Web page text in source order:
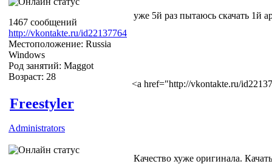
1467 сообщений
http://vkontakte.ru/id22137764
Местоположение: Russia
Windows
Род занятий: Maggot
Возраст: 28
уже 5й раз пытаюсь скачать 1й
<a href="http://vkontakte.ru/
Freestyler
Administrators
Качество хуже оригинала.